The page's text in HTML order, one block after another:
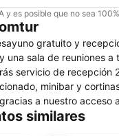
y es posible que no sea
gratuito y
una sala de reuniones
servicio de
minibar y
a nuestro
y esparcimiento en este
similares